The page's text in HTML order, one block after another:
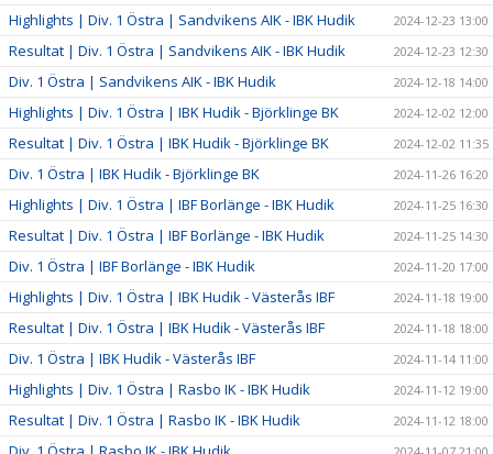
Highlights | Div. 1 Östra | Sandvikens AIK - IBK Hudik 2024-12-23 13:00
Resultat | Div. 1 Östra | Sandvikens AIK - IBK Hudik 2024-12-23 12:30
Div. 1 Östra | Sandvikens AIK - IBK Hudik 2024-12-18 14:00
Highlights | Div. 1 Östra | IBK Hudik - Björklinge BK 2024-12-02 12:00
Resultat | Div. 1 Östra | IBK Hudik - Björklinge BK 2024-12-02 11:35
Div. 1 Östra | IBK Hudik - Björklinge BK 2024-11-26 16:20
Highlights | Div. 1 Östra | IBF Borlänge - IBK Hudik 2024-11-25 16:30
Resultat | Div. 1 Östra | IBF Borlänge - IBK Hudik 2024-11-25 14:30
Div. 1 Östra | IBF Borlänge - IBK Hudik 2024-11-20 17:00
Highlights | Div. 1 Östra | IBK Hudik - Västerås IBF 2024-11-18 19:00
Resultat | Div. 1 Östra | IBK Hudik - Västerås IBF 2024-11-18 18:00
Div. 1 Östra | IBK Hudik - Västerås IBF 2024-11-14 11:00
Highlights | Div. 1 Östra | Rasbo IK - IBK Hudik 2024-11-12 19:00
Resultat | Div. 1 Östra | Rasbo IK - IBK Hudik 2024-11-12 18:00